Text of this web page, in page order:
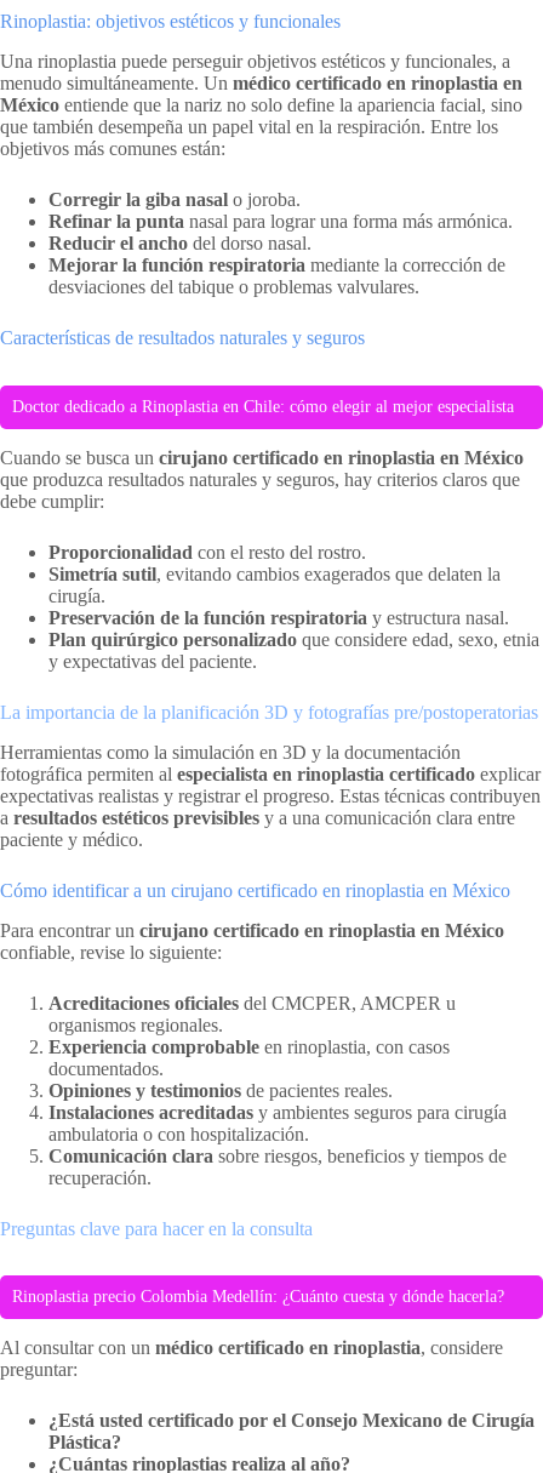
Rinoplastia: objetivos estéticos y funcionales
Una rinoplastia puede perseguir objetivos estéticos y funcionales, a
menudo simultáneamente. Un médico certificado en rinoplastia en
México entiende que la nariz no solo define la apariencia facial, sino
que también desempeña un papel vital en la respiración. Entre los
objetivos más comunes están:
Corregir la giba nasal o joroba.
Refinar la punta nasal para lograr una forma más armónica.
Reducir el ancho del dorso nasal.
Mejorar la función respiratoria mediante la corrección de
desviaciones del tabique o problemas valvulares.
Características de resultados naturales y seguros
Doctor dedicado a Rinoplastia en Chile: cómo elegir al mejor especialista
Cuando se busca un cirujano certificado en rinoplastia en México
que produzca resultados naturales y seguros, hay criterios claros que
debe cumplir:
Proporcionalidad con el resto del rostro.
Simetría sutil, evitando cambios exagerados que delaten la
cirugía.
Preservación de la función respiratoria y estructura nasal.
Plan quirúrgico personalizado que considere edad, sexo, etnia
y expectativas del paciente.
La importancia de la planificación 3D y fotografías pre/postoperatorias
Herramientas como la simulación en 3D y la documentación
fotográfica permiten al especialista en rinoplastia certificado explicar
expectativas realistas y registrar el progreso. Estas técnicas contribuyen
a resultados estéticos previsibles y a una comunicación clara entre
paciente y médico.
Cómo identificar a un cirujano certificado en rinoplastia en México
Para encontrar un cirujano certificado en rinoplastia en México
confiable, revise lo siguiente:
Acreditaciones oficiales del CMCPER, AMCPER u
organismos regionales.
Experiencia comprobable en rinoplastia, con casos
documentados.
Opiniones y testimonios de pacientes reales.
Instalaciones acreditadas y ambientes seguros para cirugía
ambulatoria o con hospitalización.
Comunicación clara sobre riesgos, beneficios y tiempos de
recuperación.
Preguntas clave para hacer en la consulta
Rinoplastia precio Colombia Medellín: ¿Cuánto cuesta y dónde hacerla?
Al consultar con un médico certificado en rinoplastia, considere
preguntar:
¿Está usted certificado por el Consejo Mexicano de Cirugía
Plástica?
¿Cuántas rinoplastias realiza al año?